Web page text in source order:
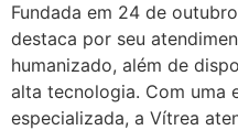
Fundada em 24 de
destaca por seu
humanizado, além de
alta tecnologia. Com uma
especializada, a Vítrea